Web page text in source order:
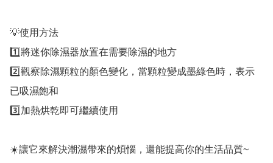
💡使用方法
1️⃣將迷你除濕器放置在需要除濕的地方
2️⃣觀察除濕顆粒的顏色變化，當顆粒變成墨綠色時，表示
已吸濕飽和
3️⃣加熱烘乾即可繼續使用
☀️讓它來解決潮濕帶來的煩惱，還能提高你的生活品質~